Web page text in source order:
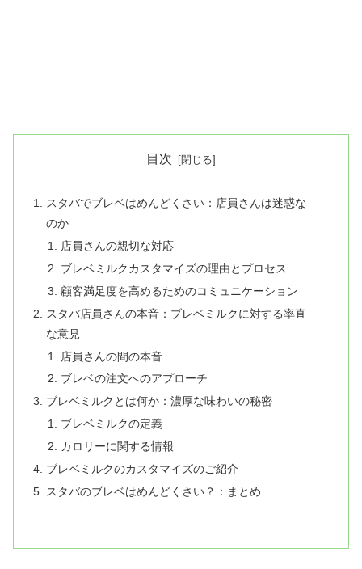
目次
スタバでブレベはめんどくさい：店員さんは迷惑な
のか
店員さんの親切な対応
ブレベミルクカスタマイズの理由とプロセス
顧客満足度を高めるためのコミュニケーション
スタバ店員さんの本音：ブレベミルクに対する率直
な意見
店員さんの間の本音
ブレベの注文へのアプローチ
ブレベミルクとは何か：濃厚な味わいの秘密
ブレベミルクの定義
カロリーに関する情報
ブレベミルクのカスタマイズのご紹介
スタバのブレベはめんどくさい？：まとめ